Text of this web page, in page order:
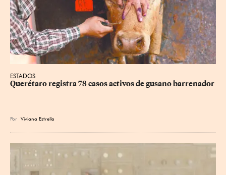
ESTADOS
Querétaro registra 78 casos activos de gusano barrenador
Por Viviana Estrella